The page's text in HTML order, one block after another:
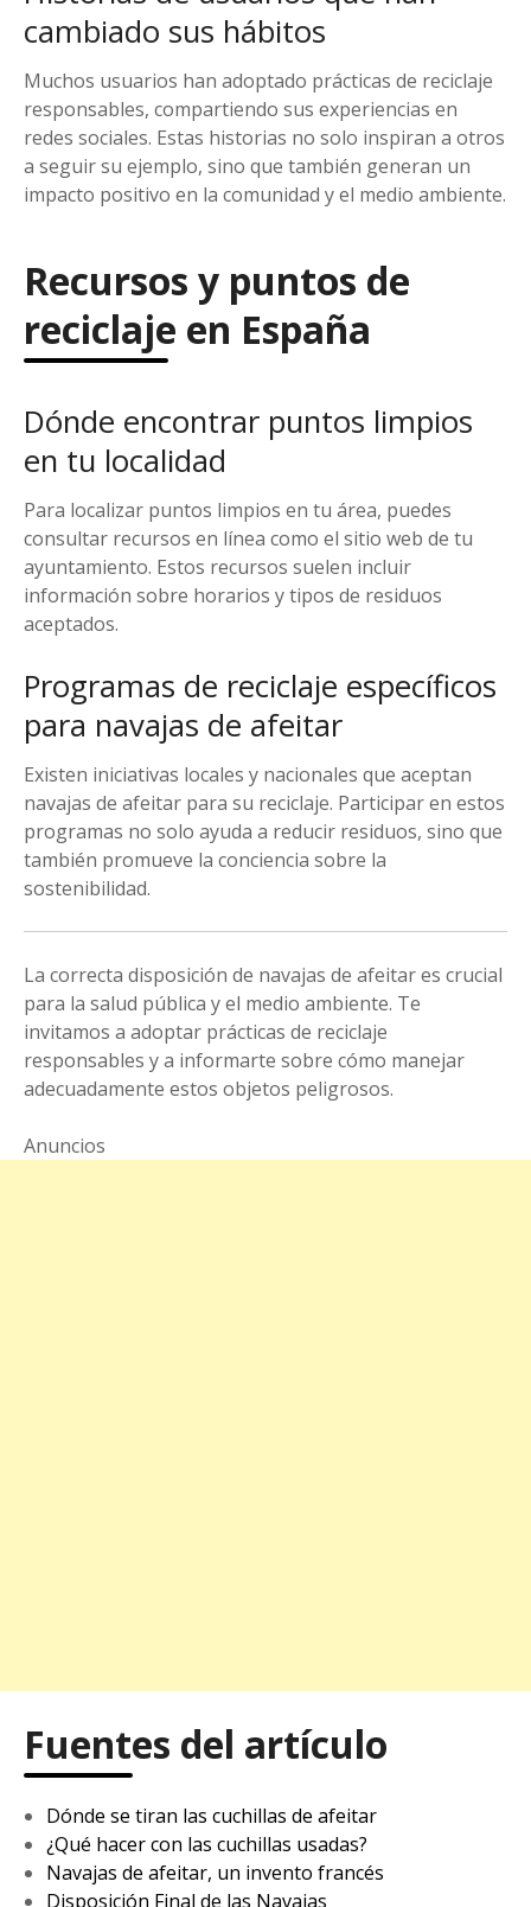
cambiado sus hábitos
Muchos usuarios han adoptado prácticas de reciclaje
responsables, compartiendo sus experiencias en
redes sociales. Estas historias no solo inspiran a otros
a seguir su ejemplo, sino que también generan un
impacto positivo en la comunidad y el medio ambiente.
Recursos y puntos de
reciclaje en España
Dónde encontrar puntos limpios
en tu localidad
Para localizar puntos limpios en tu área, puedes
consultar recursos en línea como el sitio web de tu
ayuntamiento. Estos recursos suelen incluir
información sobre horarios y tipos de residuos
aceptados.
Programas de reciclaje específicos
para navajas de afeitar
Existen iniciativas locales y nacionales que aceptan
navajas de afeitar para su reciclaje. Participar en estos
programas no solo ayuda a reducir residuos, sino que
también promueve la conciencia sobre la
sostenibilidad.
La correcta disposición de navajas de afeitar es crucial
para la salud pública y el medio ambiente. Te
invitamos a adoptar prácticas de reciclaje
responsables y a informarte sobre cómo manejar
adecuadamente estos objetos peligrosos.
Anuncios
Fuentes del artículo
Dónde se tiran las cuchillas de afeitar
¿Qué hacer con las cuchillas usadas?
Navajas de afeitar, un invento francés
Disposición Final de las Navajas